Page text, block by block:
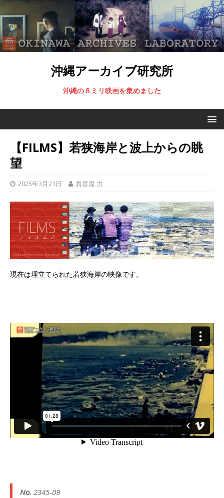
沖縄アーカイブ研究所
沖縄の８ミリ映画を集めました
【FILMS】若狭海岸と波上からの眺
望
2025年3月21日 真喜屋 力
現在は埋立てられた若狭海岸の映像です。
No. 2345-09